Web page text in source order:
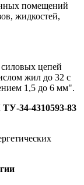
помещений
жидкостей,
цепей
жил до 32 с
1,5 до 6 мм".
34-4310593-83